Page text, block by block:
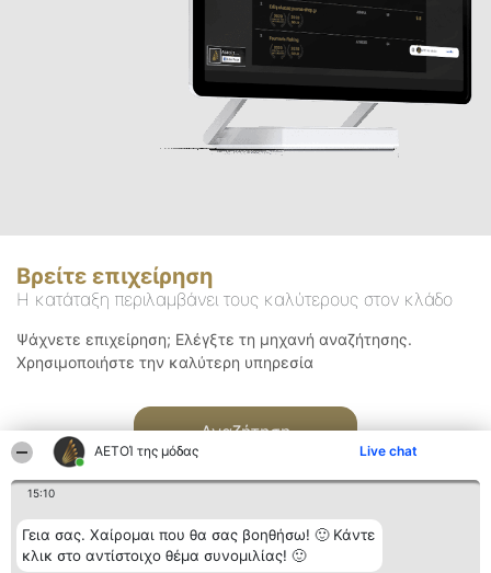
ΑΕΤΟΊ της μόδας Live chat
15:10
Γεια σας. Χαίρομαι που θα σας βοηθήσω! 🙂 Κάντε
κλικ στο αντίστοιχο θέμα συνομιλίας! 🙂
Βρείτε επιχείρηση
Η κατάταξη περιλαμβάνει τους καλύτερους στον κλάδο
Ψάχνετε επιχείρηση; Ελέγξτε τη μηχανή αναζήτησης.
Χρησιμοποιήστε την καλύτερη υπηρεσία
Αναζήτηση